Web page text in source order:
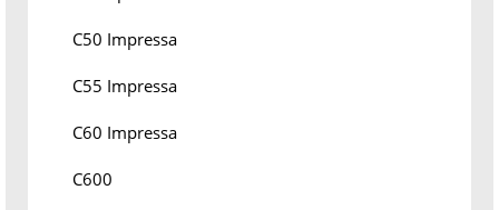
C50 Impressa
C55 Impressa
C60 Impressa
C600